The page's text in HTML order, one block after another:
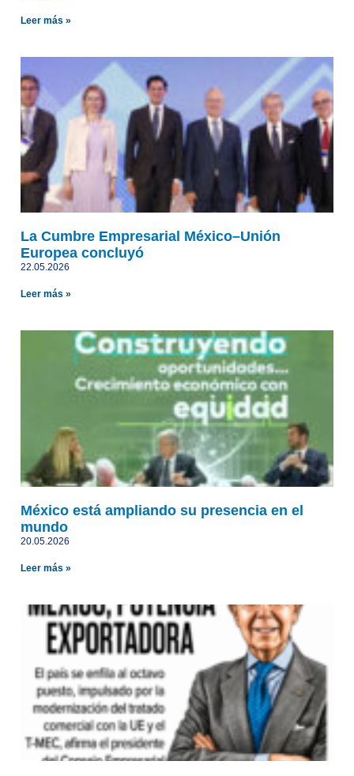
Leer más »
La Cumbre Empresarial México–Unión
Europea concluyó
22.05.2026
Leer más »
México está ampliando su presencia en el
mundo
20.05.2026
Leer más »